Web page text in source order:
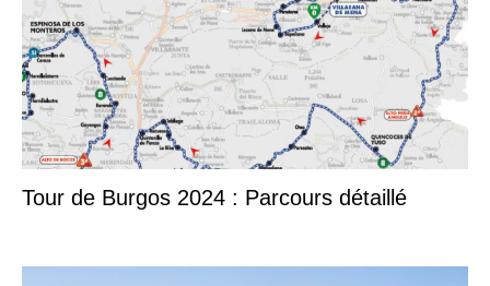
Tour de Burgos 2024 : Parcours détaillé